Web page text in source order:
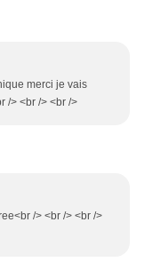
merci je vais
/> <br /> <br />
/> <br /> <br />